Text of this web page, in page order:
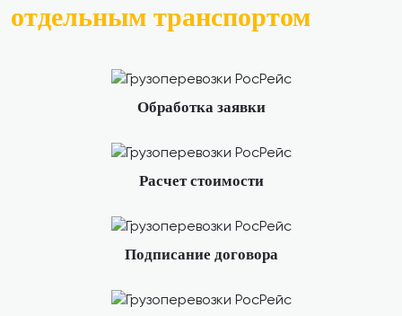
отдельным транспортом
Обработка заявки
Расчет стоимости
Подписание договора